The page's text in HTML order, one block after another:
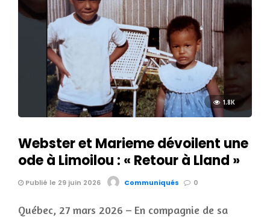
1.8K
Webster et Marieme dévoilent une
ode à Limoilou : « Retour à Lland »
Publié le 29 juin 2026 Communiqués 0
Québec, 27 mars 2026 – En compagnie de sa